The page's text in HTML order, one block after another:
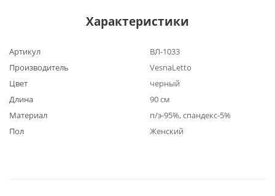
Характеристики
Артикул
ВЛ-1033
Производитель
VesnaLetto
Цвет
черный
Длина
90 см
Материал
п/э-95%, спандекс-5%
Пол
Женский